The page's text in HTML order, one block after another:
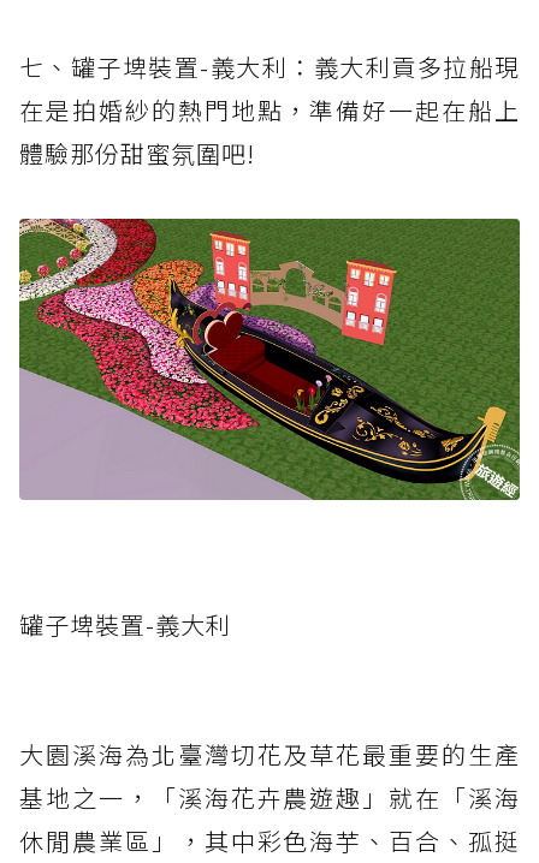
七、罐子埤裝置-義大利：義大利貢多拉船現
在是拍婚紗的熱門地點，準備好一起在船上
體驗那份甜蜜氛圍吧!
罐子埤裝置-義大利
大園溪海為北臺灣切花及草花最重要的生產
基地之一，「溪海花卉農遊趣」就在「溪海
休閒農業區」，其中彩色海芋、百合、孤挺